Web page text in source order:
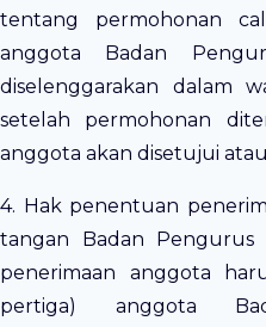
tentang permohonan
anggota Badan
diselenggarakan dalam
setelah permohonan
anggota akan disetujui
4. Hak penentuan
tangan Badan Pengurus
penerimaan anggota
pertiga) anggota